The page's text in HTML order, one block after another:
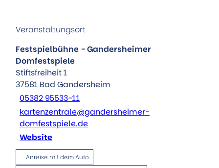
Veranstaltungsort
Festspielbühne - Gandersheimer
Domfestspiele
Stiftsfreiheit 1
37581 Bad Gandersheim
05382 95533-11
kartenzentrale@gandersheimer-
domfestspiele.de
Website
Anreise mit dem Auto